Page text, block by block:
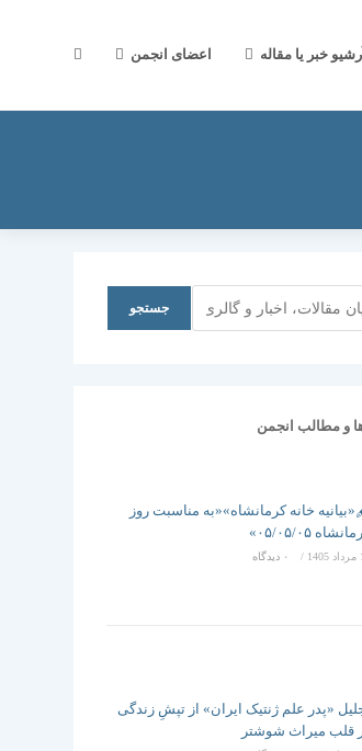
آرشیو خبر یا مقاله اعضای انجمن جستجوی
جستجو
و مطالب انجمن
خانه کرمانشاه»«به مناسبت روز
۰۵/۰۵/۰۵»
/ ۰ دیدگاه
«پدر علم ژنتیک ایران» از تپشِ زندگی
قلب میراث شوشتر